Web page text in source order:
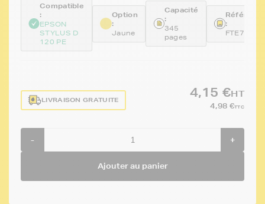
Compatible
:
EPSON
STYLUS D
120 PE
Option
:
Jaune
Capacité
:
345
pages
:
FTE714
LIVRAISON GRATUITE
4,15 €HT
4,98 €TTC
- +
Ajouter au panier